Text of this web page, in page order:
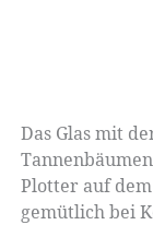
Das Glas mit
Plotter auf
gemütlich bei